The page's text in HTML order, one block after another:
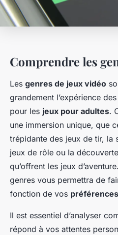
Comprendre les
Les genres de jeux vidéo
grandement l’expérience
pour les jeux pour adultes.
une immersion unique, que
trépidante des jeux de tir, la
jeux de rôle ou la
qu’offrent les jeux
genres vous permettra de
fonction de vos
Il est essentiel d’analyser
répond à vos attentes